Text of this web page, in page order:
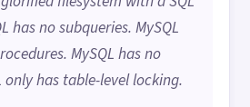
has no subqueries. MySQL
MySQL has no
only has table-level locking.